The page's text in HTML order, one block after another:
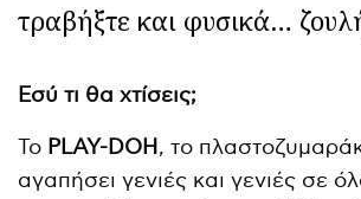
τραβήξτε και φυσικά…
Εσύ τι θα χτίσεις;
Το PLAY-DOH , το
αγαπήσει γενιές και γενιές σε